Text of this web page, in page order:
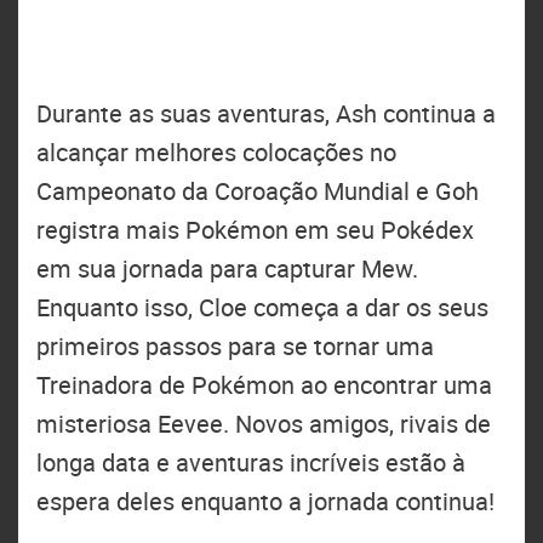
Durante as suas aventuras, Ash continua a
alcançar melhores colocações no
Campeonato da Coroação Mundial e Goh
registra mais Pokémon em seu Pokédex
em sua jornada para capturar Mew.
Enquanto isso, Cloe começa a dar os seus
primeiros passos para se tornar uma
Treinadora de Pokémon ao encontrar uma
misteriosa Eevee. Novos amigos, rivais de
longa data e aventuras incríveis estão à
espera deles enquanto a jornada continua!